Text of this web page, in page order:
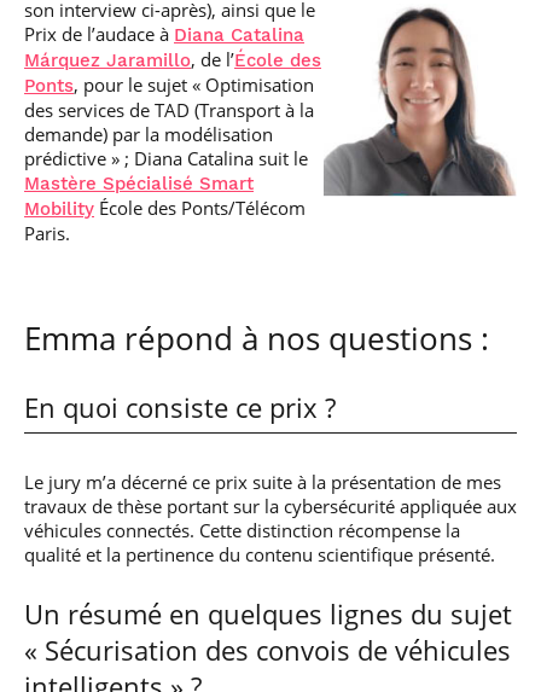
son interview ci-après), ainsi que le
Prix de l’audace à Diana Catalina
Márquez Jaramillo, de l’École des
Ponts, pour le sujet « Optimisation
des services de TAD (Transport à la
demande) par la modélisation
prédictive » ; Diana Catalina suit le
Mastère Spécialisé Smart
Mobility École des Ponts/Télécom
Paris.
Emma répond à nos questions :
En quoi consiste ce prix ?
Le jury m’a décerné ce prix suite à la présentation de mes
travaux de thèse portant sur la cybersécurité appliquée aux
véhicules connectés. Cette distinction récompense la
qualité et la pertinence du contenu scientifique présenté.
Un résumé en quelques lignes du sujet
« Sécurisation des convois de véhicules